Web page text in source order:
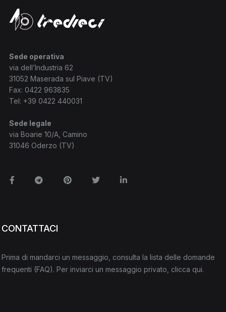
Sede operativa
via dell’Industria 62
31052 Maserada sul Piave (TV)
Fax: 0422 963835
Tel: +39 0422 440031
Sede legale
via Boarie 10/A, Camino
31046 Oderzo (TV)
FacebookTelegramPinterestTwitterLinkedin
CONTATTACI
Prima di mandarci un messaggio, consulta la lista delle domande
frequenti (FAQ). Per inviarci un messaggio privato, clicca qui.